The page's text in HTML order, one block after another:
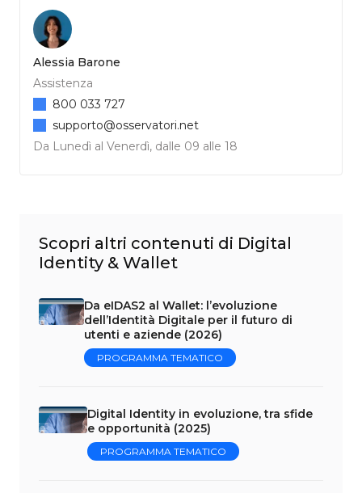
Alessia Barone
Assistenza
Da Lunedì al Venerdì, dalle 09 alle 18
800 033 727
supporto@osservatori.net
Scopri altri contenuti di Digital
Identity & Wallet
Da eIDAS2 al Wallet: l’evoluzione
dell’Identità Digitale per il futuro di
utenti e aziende (2026)
PROGRAMMA TEMATICO
Digital Identity in evoluzione, tra sfide
e opportunità (2025)
PROGRAMMA TEMATICO